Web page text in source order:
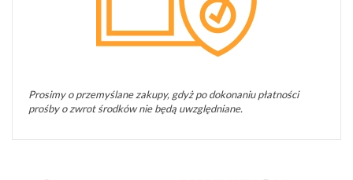
Prosimy o przemyślane zakupy, gdyż po dokonaniu płatności
prośby o zwrot środków nie będą uwzględniane.